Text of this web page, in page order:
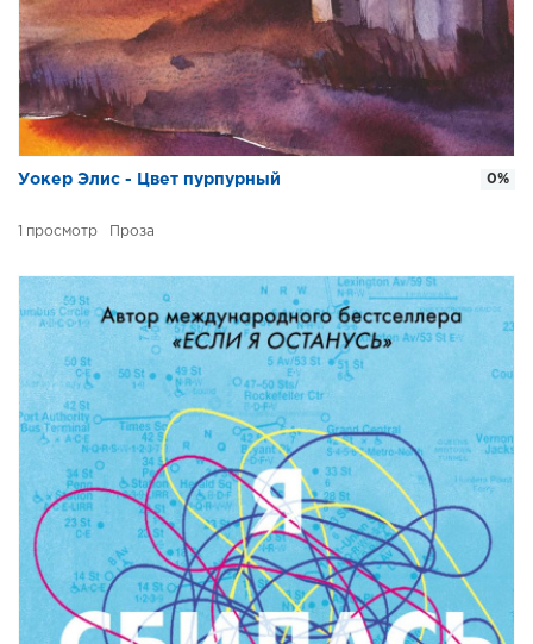
Уокер Элис - Цвет пурпурный
Проза
0%